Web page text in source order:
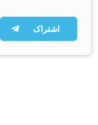
اشتراک